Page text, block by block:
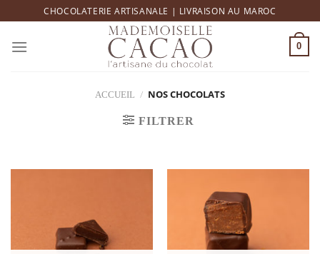
content
CHOCOLATERIE ARTISANALE | LIVRAISON AU MAROC
0
ACCUEIL / NOS CHOCOLATS
FILTRER